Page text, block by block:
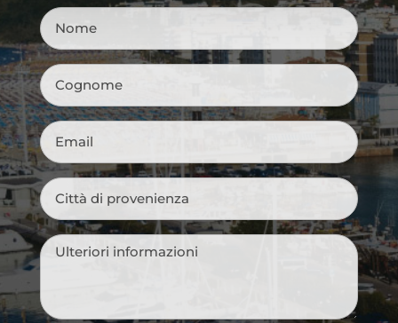
Nome
Cognome
Email
Città
di
provenienza*
Messaggio